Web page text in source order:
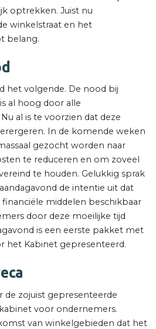
optrekken. Juist nu
winkelstraat en het
belang.
het volgende. De nood bij
al hoog door alle
al is te voorzien dat deze
In de komende weken
gezocht worden naar
te reduceren en om zoveel
te houden. Gelukkig sprak
de intentie uit dat
middelen beschikbaar
door deze moeilijke tijd
is een eerste pakket met
het Kabinet gepresenteerd.
de zojuist gepresenteerde
voor ondernemers.
van winkelgebieden dat het